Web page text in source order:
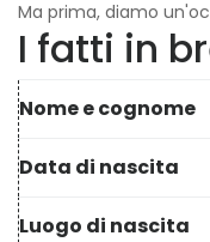
Ma prima, diamo
I fatti in
Nome e cognome
Data di nascita
Luogo di nascita